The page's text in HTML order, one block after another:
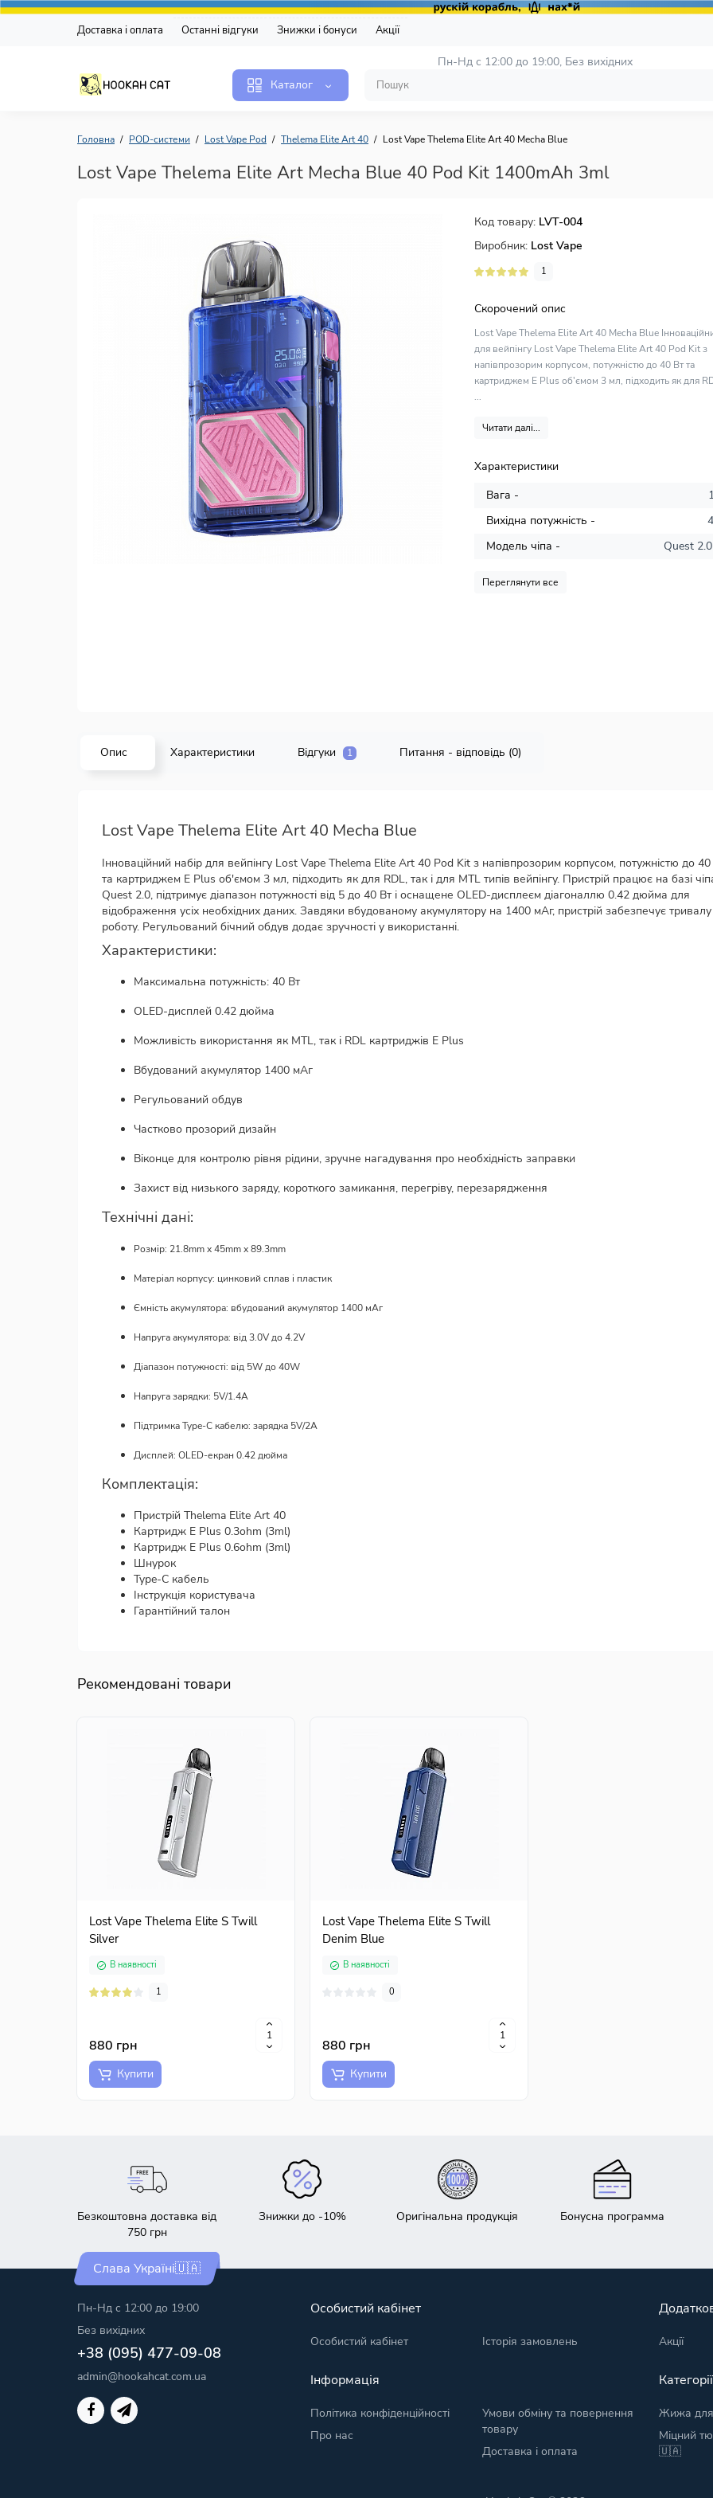
Доставка і оплата Останні відгуки Знижки і бонуси Акції
Каталог
Пн-Нд с 12:00 до 19:00, Без вихідних
Головна POD-системи Lost Vape Pod Thelema Elite Art 40 Lost Vape Thelema Elite Art 40 Mecha Blue
Lost Vape Thelema Elite Art Mecha Blue 40 Pod Kit 1400mAh 3ml
Код товару: LVT-004
Виробник: Lost Vape
1
Скорочений опис
Lost Vape Thelema Elite Art 40 Mecha Blue
для вейпінгу Lost Vape Thelema Elite Art 40 Pod Kit з
напівпрозорим корпусом, потужністю до 40 Вт та
картриджем E Plus об'ємом 3 мл, підходить як для
...
Читати далі...
Характеристики
Вага -
Вихідна потужність -
Модель чіпа -
Quest
Переглянути все
Опис Характеристики Відгуки 1 Питання - відповідь (0)
Lost Vape Thelema Elite Art 40 Mecha Blue
Інноваційний набір для вейпінгу Lost Vape Thelema Elite Art 40 Pod Kit з напівпрозорим корпусом, потужністю до
та картриджем E Plus об'ємом 3 мл, підходить як для RDL, так і для MTL типів вейпінгу. Пристрій працює на базі
Quest 2.0, підтримує діапазон потужності від 5 до 40 Вт і оснащене OLED-дисплеєм діагоналлю 0.42 дюйма для
відображення усіх необхідних даних. Завдяки вбудованому акумулятору на 1400 мАг, пристрій забезпечує тривалу
роботу. Регульований бічний обдув додає зручності у використанні.
Характеристики:
Максимальна потужність: 40 Вт
OLED-дисплей 0.42 дюйма
Можливість використання як MTL, так і RDL картриджів E Plus
Вбудований акумулятор 1400 мАг
Регульований обдув
Частково прозорий дизайн
Віконце для контролю рівня рідини, зручне нагадування про необхідність заправки
Захист від низького заряду, короткого замикання, перегріву, перезарядження
Технічні дані:
Розмір: 21.8mm x 45mm x 89.3mm
Матеріал корпусу: цинковий сплав і пластик
Ємність акумулятора: вбудований акумулятор 1400 мАг
Напруга акумулятора: від 3.0V до 4.2V
Діапазон потужності: від 5W до 40W
Напруга зарядки: 5V/1.4A
Підтримка Type-C кабелю: зарядка 5V/2A
Дисплей: OLED-екран 0.42 дюйма
Комплектація:
Пристрій Thelema Elite Art 40
Картридж E Plus 0.3ohm (3ml)
Картридж E Plus 0.6ohm (3ml)
Шнурок
Type-C кабель
Інструкція користувача
Гарантійний талон
Рекомендовані товари
Lost Vape Thelema Elite S Twill
Silver
В наявності
1
880 грн
Купити
Lost Vape Thelema Elite S Twill
Denim Blue
В наявності
0
880 грн
Купити
Безкоштовна доставка від
750 грн
Знижки до -10% Оригінальна продукція Бонусна программа
Слава Україні🇺🇦
Пн-Нд с 12:00 до 19:00
Без вихідних
+38 (095) 477-09-08
admin@hookahcat.com.ua
Особистий кабінет
Особистий кабінет Історія замовлень Акції
Інформація
Політика конфіденційності
Про нас
Умови обміну та повернення
товару
Доставка і оплата
Категорії
Жижа
Міцний
🇺🇦